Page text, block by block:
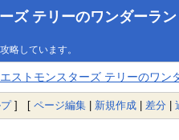
ズ テリーのワンダーラン
略しています。
エストモンスターズ テリーのワン
] [ ページ編集 | 新規作成 | 差分 |